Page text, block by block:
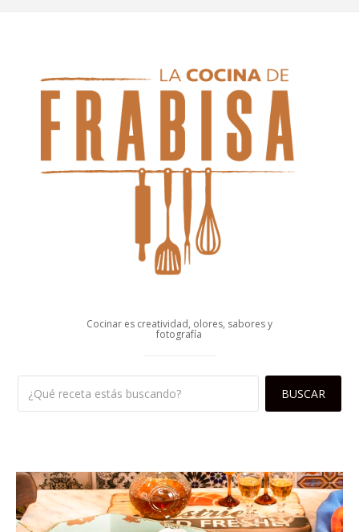
Cocinar es creatividad, olores, sabores y
fotografía